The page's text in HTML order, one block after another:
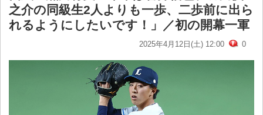
之介の同級生2人よりも一歩、二歩前に出ら
れるようにしたいです！」／初の開幕一軍
2025年4月12日(土) 12:00 0